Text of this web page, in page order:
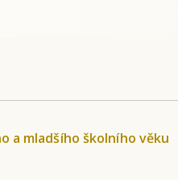
a mladšího školního věku